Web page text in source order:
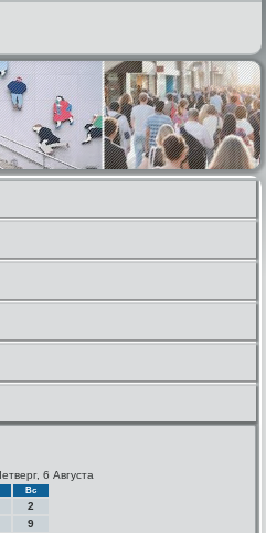
6 Августа
Вс
2
9